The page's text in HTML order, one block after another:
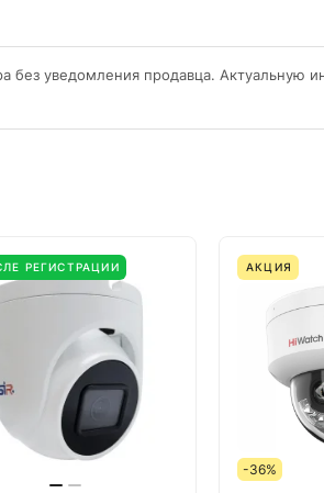
уведомления продавца. Актуальную
РЕГИСТРАЦИИ АКЦИЯ
-36%